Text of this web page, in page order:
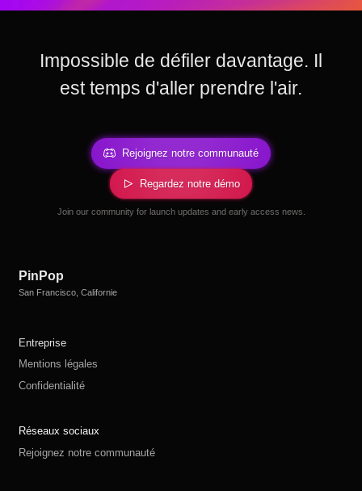
Impossible de défiler davantage. Il
est temps d'aller prendre l'air.
Rejoignez notre communauté
Regardez notre démo
Join our community for launch updates and early access news.
PinPop
San Francisco, Californie
Entreprise
Mentions légales
Confidentialité
Réseaux sociaux
Rejoignez notre communauté